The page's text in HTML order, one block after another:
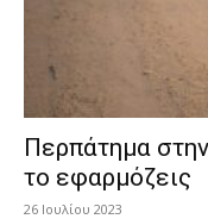
Περπάτημα
το εφαρμόζεις
26 Ιουλίου 2023